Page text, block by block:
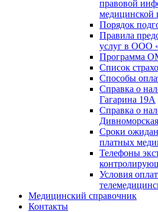
правовой
медицинской
Порядок
Правила
услуг в ООО
Программа
Список
Способы
Справка о
Гагарина 19А
Справка о
Сроки
платных
Телефоны
Условия
Медицинский справочник
Контакты